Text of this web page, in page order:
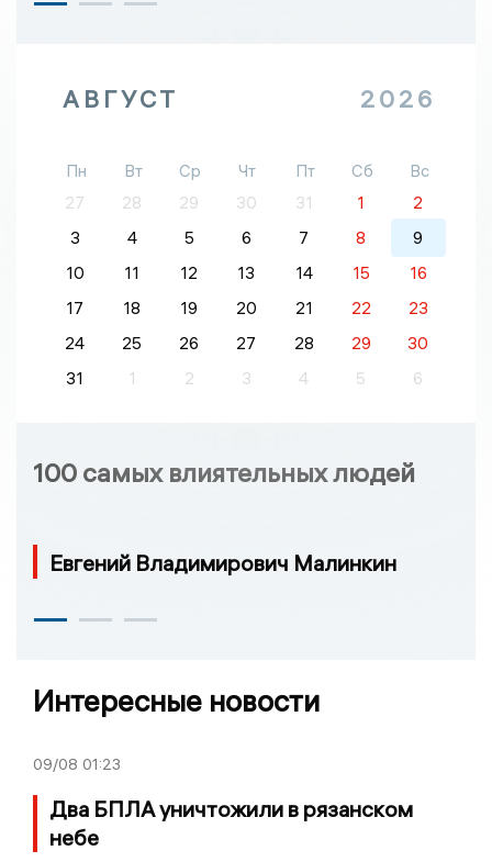
АВГУСТ 2026
Пн Вт Ср Чт Пт Сб
Вс
27
28 29 30 31 1
2
3
4 5 6 7 8
9
10
11 12 13 14 15
16
17
18 19 20 21 22
23
24
25 26 27 28 29
30
31
1 2 3 4 5 6
100 самых влиятельных людей
Евгений Владимирович Малинкин
Интересные новости
09/08 01:23
Два БПЛА уничтожили в рязанском
небе